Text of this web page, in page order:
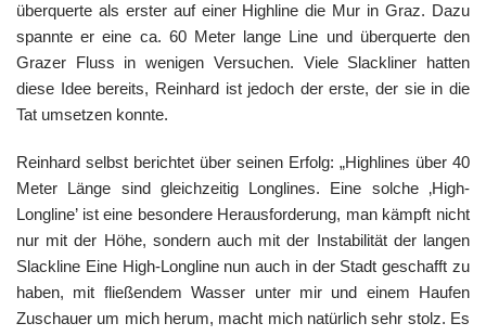
überquerte als erster auf einer Highline die Mur in Graz. Dazu
spannte er eine ca. 60 Meter lange Line und überquerte den
Grazer Fluss in wenigen Versuchen. Viele Slackliner hatten
diese Idee bereits, Reinhard ist jedoch der erste, der sie in die
Tat umsetzen konnte.
Reinhard selbst berichtet über seinen Erfolg: „Highlines über 40
Meter Länge sind gleichzeitig Longlines. Eine solche ‚High-
Longline’ ist eine besondere Herausforderung, man kämpft nicht
nur mit der Höhe, sondern auch mit der Instabilität der langen
Slackline Eine High-Longline nun auch in der Stadt geschafft zu
haben, mit fließendem Wasser unter mir und einem Haufen
Zuschauer um mich herum, macht mich natürlich sehr stolz. Es